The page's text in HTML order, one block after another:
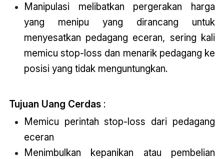
Manipulasi melibatkan pergerakan harga
yang menipu yang dirancang untuk
menyesatkan pedagang eceran, sering kali
memicu stop-loss dan menarik pedagang ke
posisi yang tidak menguntungkan.
Tujuan Uang Cerdas:
Memicu perintah stop-loss dari pedagang
eceran
Menimbulkan kepanikan atau pembelian